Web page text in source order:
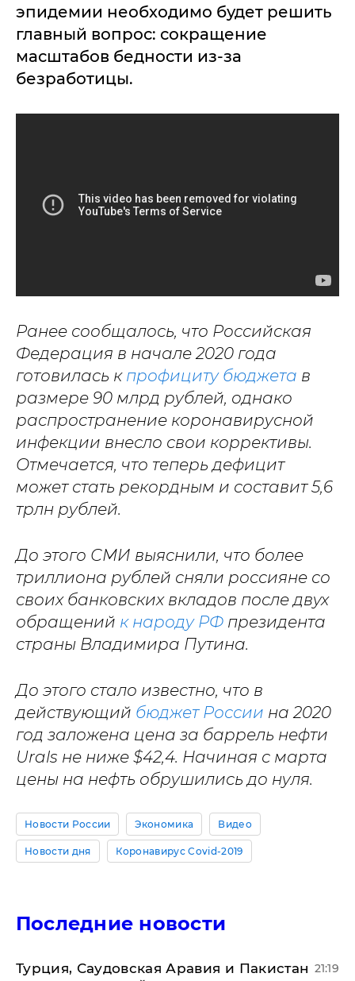
эпидемии необходимо будет решить
главный вопрос: сокращение
масштабов бедности из-за
безработицы.
Ранее сообщалось, что Российская
Федерация в начале 2020 года
готовилась к профициту бюджета в
размере 90 млрд рублей, однако
распространение коронавирусной
инфекции внесло свои коррективы.
Отмечается, что теперь дефицит
может стать рекордным и составит 5,6
трлн рублей.
До этого СМИ выяснили, что более
триллиона рублей сняли россияне со
своих банковских вкладов после двух
обращений к народу РФ президента
страны Владимира Путина.
До этого стало известно, что в
действующий бюджет России на 2020
год заложена цена за баррель нефти
Urals не ниже $42,4. Начиная с марта
цены на нефть обрушились до нуля.
Новости России Экономика Видео
Новости дня Коронавирус Covid-2019
Последние новости
Турция, Саудовская Аравия и Пакистан 21:19